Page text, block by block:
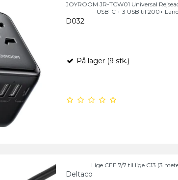
JOYROOM JR-TCW01 Universal
– USB-C + 3 USB til 200+
D032
På lager (9 stk.)
Lige CEE 7/7 til lige C13 (3
Deltaco